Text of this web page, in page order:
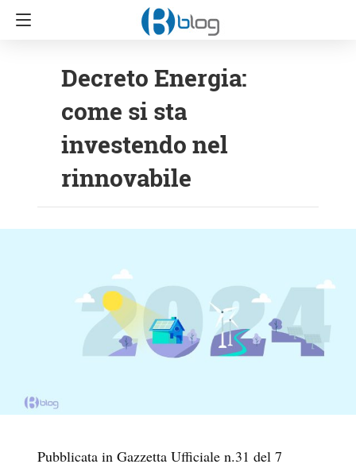
Decreto Energia:
come si sta
investendo nel
rinnovabile
Pubblicata in Gazzetta Ufficiale n.31 del 7